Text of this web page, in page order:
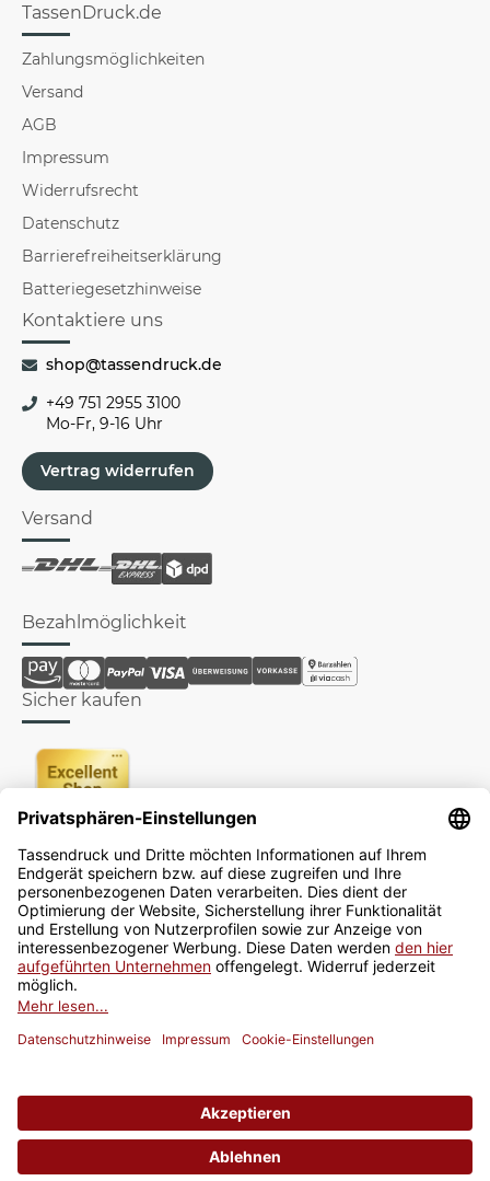
TassenDruck.de
Zahlungsmöglichkeiten
Versand
AGB
Impressum
Widerrufsrecht
Datenschutz
Barrierefreiheitserklärung
Batteriegesetzhinweise
Kontaktiere uns
shop@tassendruck.de
+49 751 2955 3100
Mo-Fr, 9-16 Uhr
Vertrag widerrufen
Versand
Bezahlmöglichkeit
Sicher kaufen
Newsletter